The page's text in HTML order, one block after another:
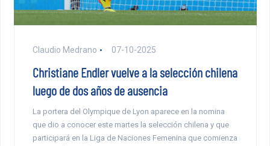
Claudio Medrano 07-10-2025
Christiane Endler vuelve a la selección chilena
luego de dos años de ausencia
La portera del Olympique de Lyon aparece en la nomina
que dio a conocer este martes la selección chilena y que
participará en la Liga de Naciones Femenina que comienza